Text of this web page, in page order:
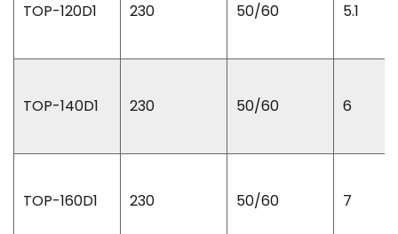
TOP-120D1 230 50/60 5.1
TOP-140D1 230 50/60 6
TOP-160D1 230 50/60 7